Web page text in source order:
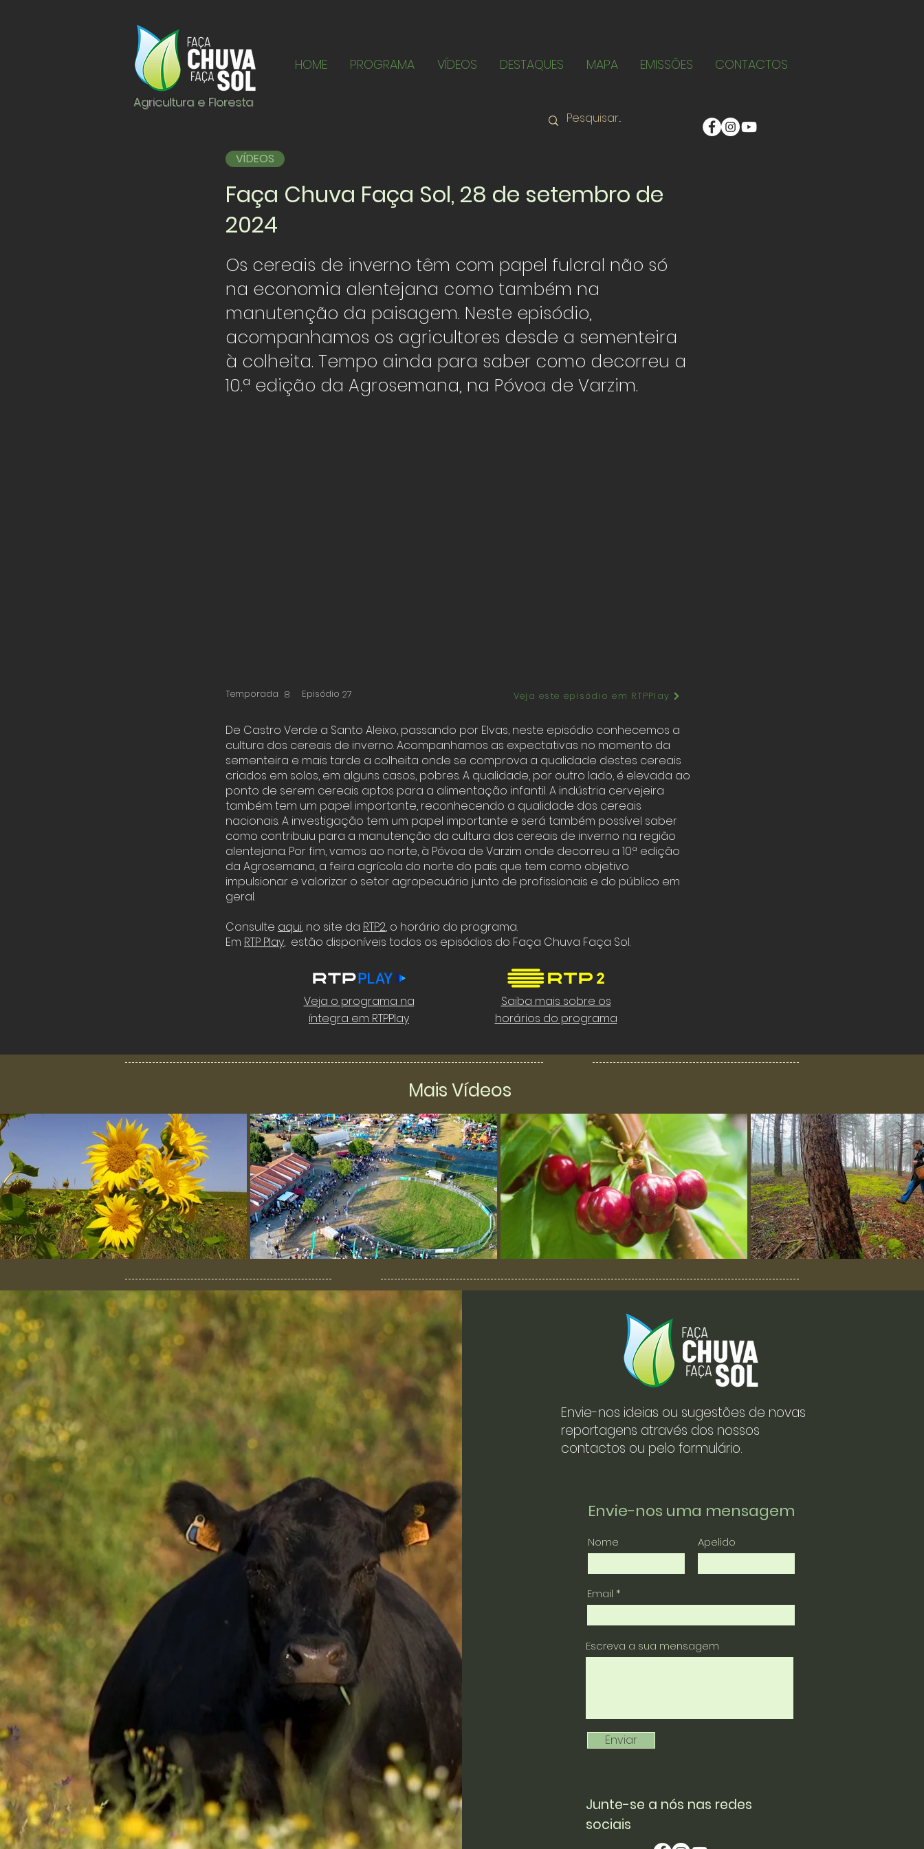
Agricultura e Floresta
HOME PROGRAMA VÍDEOS DESTAQUES MAPA EMISSÕES CONTACTOS
VÍDEOS
Faça Chuva Faça Sol, 28 de setembro de
2024
Os cereais de inverno têm com papel fulcral não só
na economia alentejana como também na
manutenção da paisagem. Neste episódio,
acompanhamos os agricultores desde a sementeira
à colheita. Tempo ainda para saber como decorreu a
10.ª edição da Agrosemana, na Póvoa de Varzim.
Temporada 8 Episódio 27 Veja este episódio em RTPPlay
De Castro Verde a Santo Aleixo, passando por Elvas, neste episódio conhecemos a
cultura dos cereais de inverno. Acompanhamos as expectativas no momento da
sementeira e mais tarde a colheita onde se comprova a qualidade destes cereais
criados em solos, em alguns casos, pobres. A qualidade, por outro lado, é elevada ao
ponto de serem cereais aptos para a alimentação infantil. A indústria cervejeira
também tem um papel importante, reconhecendo a qualidade dos cereais
nacionais. A investigação tem um papel importante e será também possível saber
como contribuiu para a manutenção da cultura dos cereais de inverno na região
alentejana. Por fim, vamos ao norte, à Póvoa de Varzim onde decorreu a 10.ª edição
da Agrosemana, a feira agrícola do norte do país que tem como objetivo
impulsionar e valorizar o setor agropecuário junto de profissionais e do público em
geral.
Consulte aqui, no site da RTP2, o horário do programa.
Em RTP Play, estão disponíveis todos os episódios do Faça Chuva Faça Sol.
Veja o programa na
íntegra em RTPPlay
Saiba mais sobre os
horários do programa
Mais Vídeos
Envie-nos ideias ou sugestões de novas
reportagens através dos nossos
contactos ou pelo formulário.
Envie-nos uma mensagem
Nome Apelido
Email
Escreva a sua mensagem
Enviar
Junte-se a nós nas redes
sociais